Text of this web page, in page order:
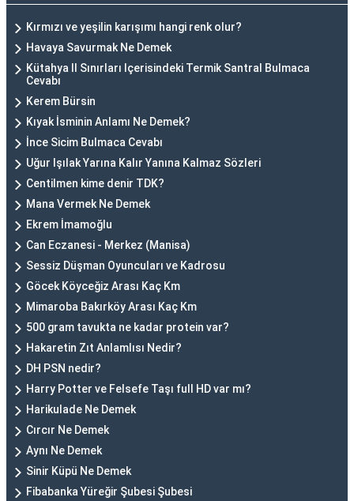
Kırmızı ve yeşilin karışımı hangi renk olur?
Havaya Savurmak Ne Demek
Kütahya Il Sınırları Içerisindeki Termik Santral Bulmaca
Cevabı
Kerem Bürsin
Kıyak İsminin Anlamı Ne Demek?
İnce Sicim Bulmaca Cevabı
Uğur Işılak Yarına Kalır Yanına Kalmaz Sözleri
Centilmen kime denir TDK?
Mana Vermek Ne Demek
Ekrem İmamoğlu
Can Eczanesi - Merkez (Manisa)
Sessiz Düşman Oyuncuları ve Kadrosu
Göcek Köyceğiz Arası Kaç Km
Mimaroba Bakırköy Arası Kaç Km
500 gram tavukta ne kadar protein var?
Hakaretin Zıt Anlamlısı Nedir?
DH PSN nedir?
Harry Potter ve Felsefe Taşı full HD var mı?
Harikulade Ne Demek
Cırcır Ne Demek
Aynı Ne Demek
Sinir Küpü Ne Demek
Fibabanka Yüreğir Şubesi Şubesi